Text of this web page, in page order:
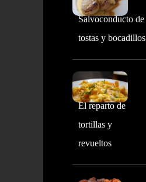
Salvoconducto de
tostas y bocadillos
El reparto de
tortillas y
revueltos